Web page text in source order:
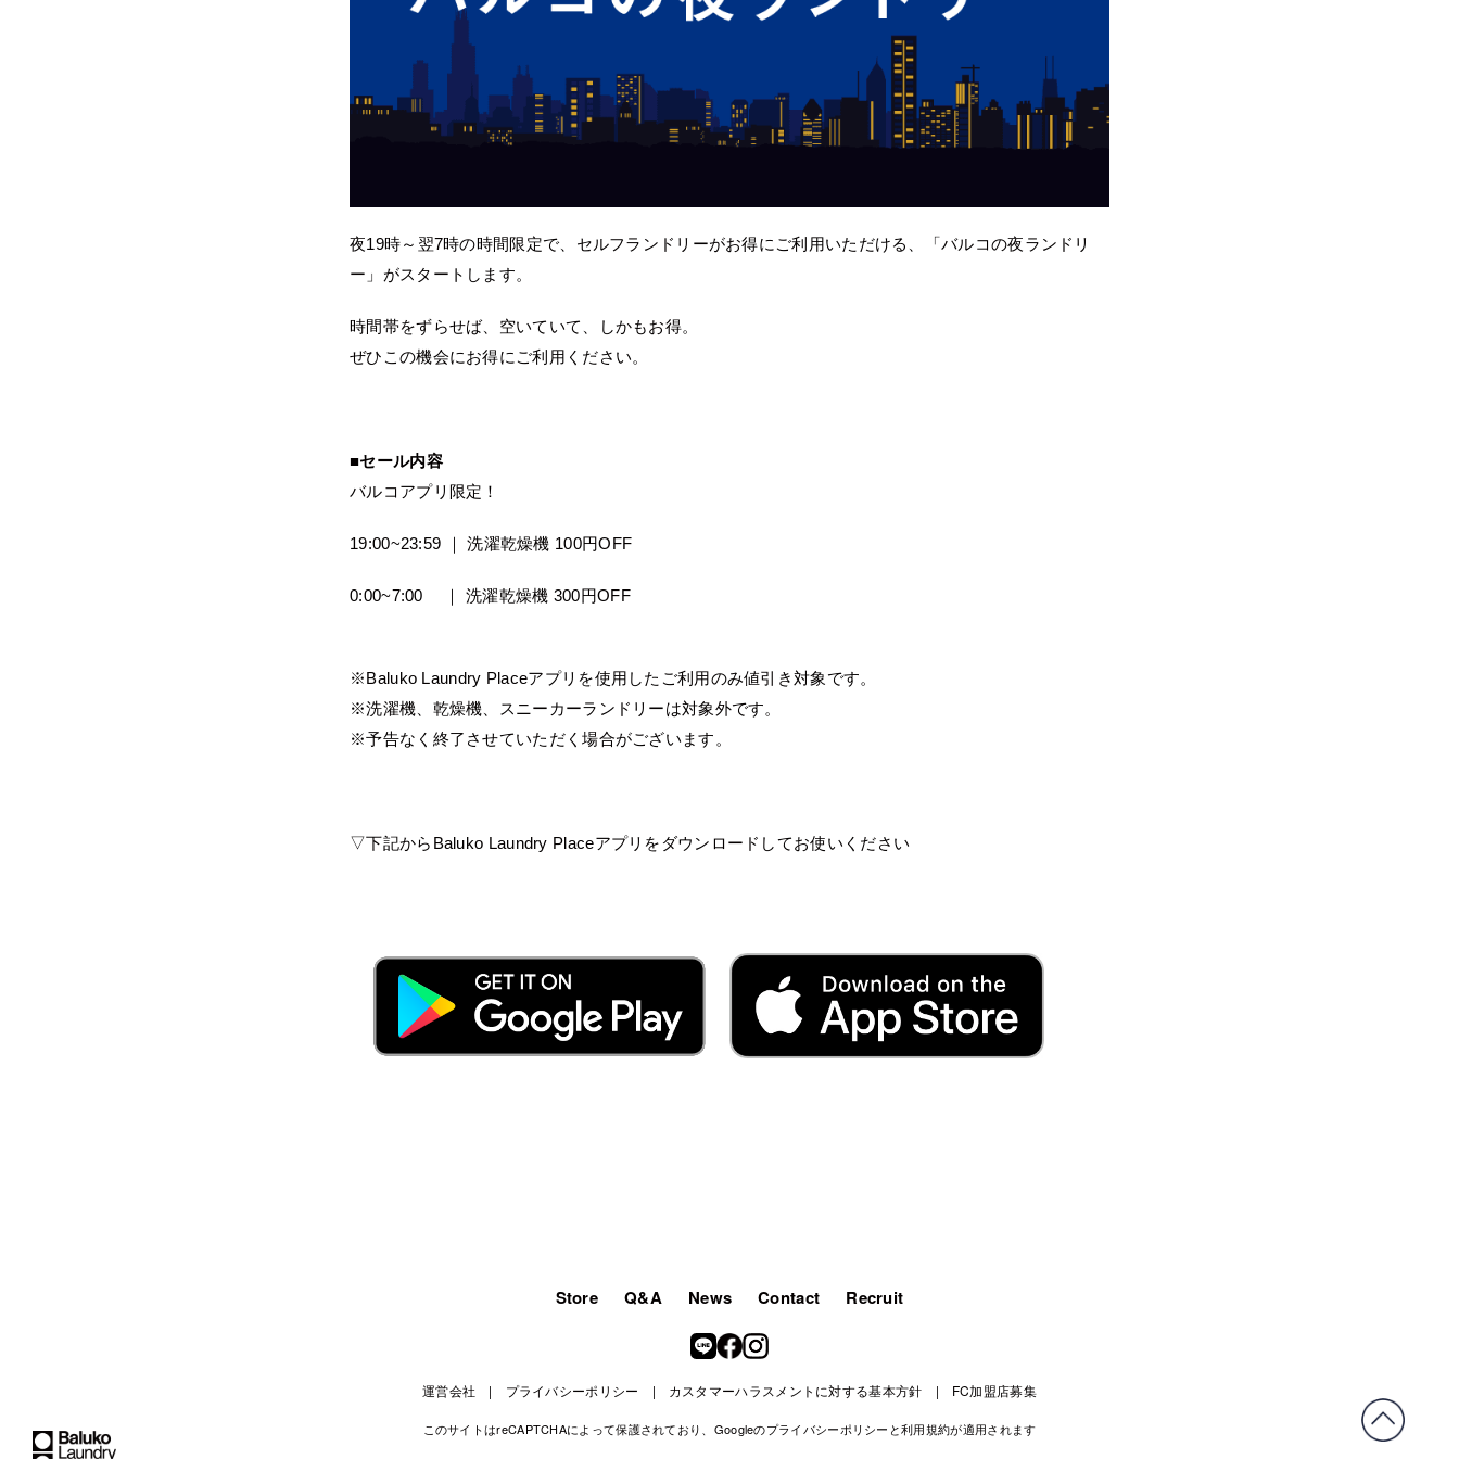
夜19時～翌7時の時間限定で、セルフランドリーがお得にご利用いただける、「バルコの夜ランドリ
ー」がスタートします。
時間帯をずらせば、空いていて、しかもお得。
ぜひこの機会にお得にご利用ください。
■セール内容​
バルコアプリ限定！
19:00~23:59 ｜ 洗濯乾燥機 100円OFF
0:00~7:00 ｜ 洗濯乾燥機 300円OFF
※Baluko Laundry Placeアプリを使用したご利用のみ値引き対象です。
※洗濯機、乾燥機、スニーカーランドリーは対象外です。
※予告なく終了させていただく場合がございます。
▽下記からBaluko Laundry Placeアプリをダウンロードしてお使いください
Store Q&A News Contact Recruit
運営会社 プライバシーポリシー カスタマーハラスメントに対する基本方針 FC加盟店募集
このサイトはreCAPTCHAによって保護されており、Googleのプライバシーポリシー と利用規約が適用されます